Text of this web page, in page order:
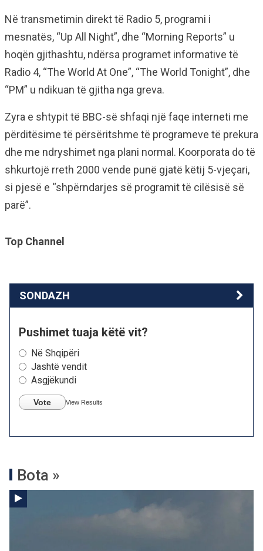
Në transmetimin direkt të Radio 5, programi i
mesnatës, “Up All Night”, dhe “Morning Reports” u
hoqën gjithashtu, ndërsa programet informative të
Radio 4, “The World At One”, “The World Tonight”, dhe
“PM” u ndikuan të gjitha nga greva.
Zyra e shtypit të BBC-së shfaqi një faqe interneti me
përditësime të përsëritshme të programeve të prekura
dhe me ndryshimet nga plani normal. Koorporata do të
shkurtojë rreth 2000 vende punë gjatë këtij 5-vjeçari,
si pjesë e “shpërndarjes së programit të cilësisë së
parë”.
Top Channel
SONDAZH
Pushimet tuaja këtë vit?
Në Shqipëri
Jashtë vendit
Asgjëkundi
Vote View Results
Bota »